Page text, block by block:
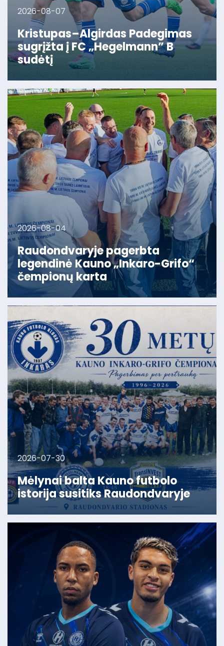
2026-08-07
Kristupas–Algirdas Padegimas
sugrįžta į FC „Hegelmann” B
sudėtį
2026-08-04
Raudondvaryje pagerbta
legendinė Kauno „Inkaro-Grifo“
čempionų karta
2026-07-30
Mėlynai balta Kauno futbolo
istorija susitiks Raudondvaryje